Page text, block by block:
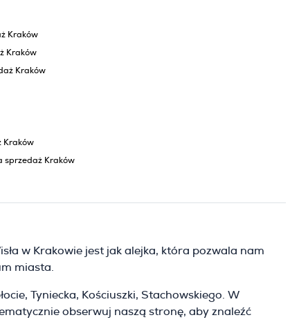
Kraków
Kraków
Kraków
Kraków
sprzedaż Kraków
w Krakowie jest jak alejka, która pozwala nam
miasta.
Tyniecka, Kościuszki, Stachowskiego. W
obserwuj naszą stronę, aby znaleźć